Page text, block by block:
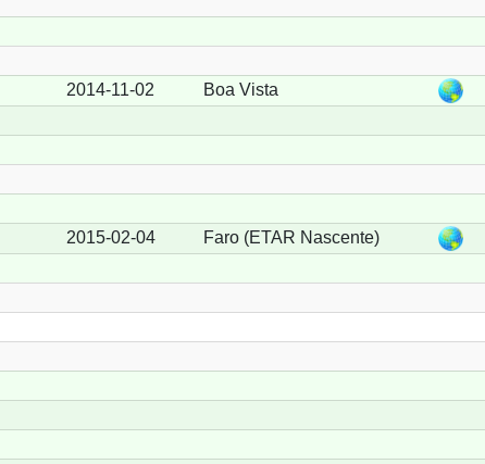
2014-11-02 Boa Vista
2015-02-04 Faro (ETAR Nascente)